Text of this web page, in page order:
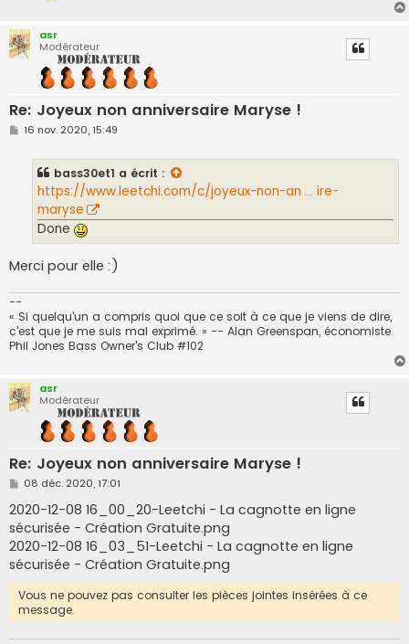
asr
Modérateur
Re: Joyeux non anniversaire Maryse !
M
16 nov. 2020, 15:49
bass30et1 a écrit :
https://www.leetchi.com/c/joyeux-non-an ... ire-
maryse
Done
Merci pour elle :)
--
« Si quelqu'un a compris quoi que ce soit à ce que je viens de dire,
c'est que je me suis mal exprimé. » -- Alan Greenspan, économiste
Phil Jones Bass Owner's Club #102
asr
Modérateur
Re: Joyeux non anniversaire Maryse !
M
s
s
a
g
e
08 déc. 2020, 17:01
2020-12-08 16_00_20-Leetchi - La cagnotte en ligne
sécurisée - Création Gratuite.png
2020-12-08 16_03_51-Leetchi - La cagnotte en ligne
sécurisée - Création Gratuite.png
Vous ne pouvez pas consulter les pièces jointes insérées à ce
message.